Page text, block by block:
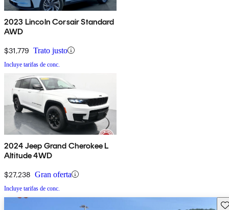
2023 Lincoln Corsair Standard
AWD
$31,779 Trato justo
Incluye tarifas de conc.
2024 Jeep Grand Cherokee L
Altitude 4WD
$27,238 Gran oferta
Incluye tarifas de conc.